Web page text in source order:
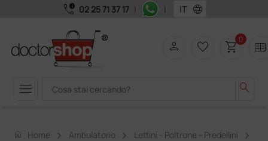
call_quality 02 25 71 37 17 | | language
menu search
person favorite_border shopping_cart0 two_pager
home Home Ambulatorio
Lettini - Poltrone - Predellini